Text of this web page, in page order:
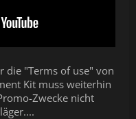
die "Terms of use" von
Kit muss weiterhin
Zwecke nicht